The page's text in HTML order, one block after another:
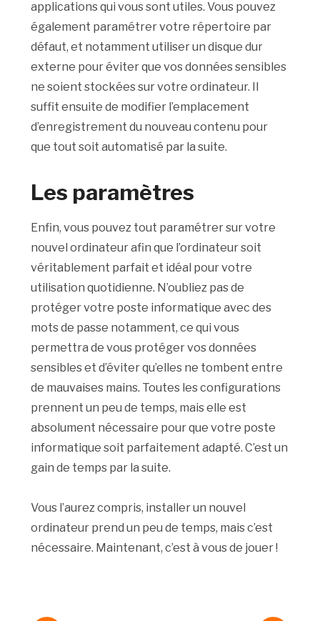
applications qui vous sont utiles. Vous pouvez
également paramétrer votre répertoire par
défaut, et notamment utiliser un disque dur
externe pour éviter que vos données sensibles
ne soient stockées sur votre ordinateur. Il
suffit ensuite de modifier l’emplacement
d’enregistrement du nouveau contenu pour
que tout soit automatisé par la suite.
Les paramètres
Enfin, vous pouvez tout paramétrer sur votre
nouvel ordinateur afin que l’ordinateur soit
véritablement parfait et idéal pour votre
utilisation quotidienne. N’oubliez pas de
protéger votre poste informatique avec des
mots de passe notamment, ce qui vous
permettra de vous protéger vos données
sensibles et d’éviter qu’elles ne tombent entre
de mauvaises mains. Toutes les configurations
prennent un peu de temps, mais elle est
absolument nécessaire pour que votre poste
informatique soit parfaitement adapté. C’est un
gain de temps par la suite.
Vous l’aurez compris, installer un nouvel
ordinateur prend un peu de temps, mais c’est
nécessaire. Maintenant, c’est à vous de jouer !